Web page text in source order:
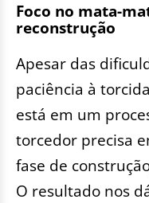
Foco no mata-
reconstrução
Apesar das
paciência à
está em um
torcedor precisa
fase de
O resultado nos